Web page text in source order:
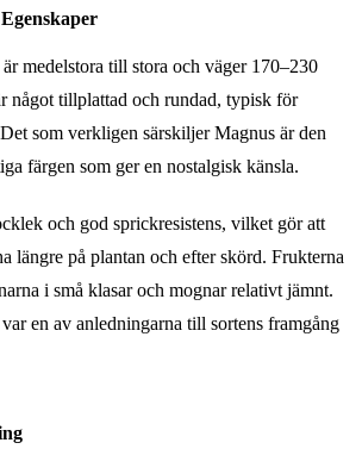
medelstora till stora och väger 170–230
något tillplattad och rundad, typisk för
som verkligen särskiljer Magnus är den
färgen som ger en nostalgisk känsla.
och god sprickresistens, vilket gör att
längre på plantan och efter skörd. Frukterna
i små klasar och mognar relativt jämnt.
en av anledningarna till sortens framgång